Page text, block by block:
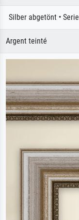
Silber abgetönt •
Argent teinté